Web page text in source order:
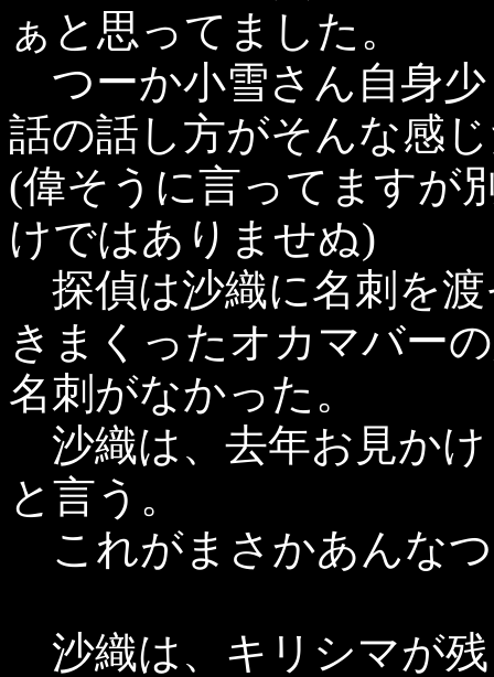
ぁと思ってました。
つーか小雪さん自身
話の話し方がそんな感
(偉そうに言ってますが
けではありませぬ)
探偵は沙織に名刺を
きまくったオカマバー
名刺がなかった。
沙織は、去年お見か
と言う。
これがまさかあんな
沙織は、キリシマが